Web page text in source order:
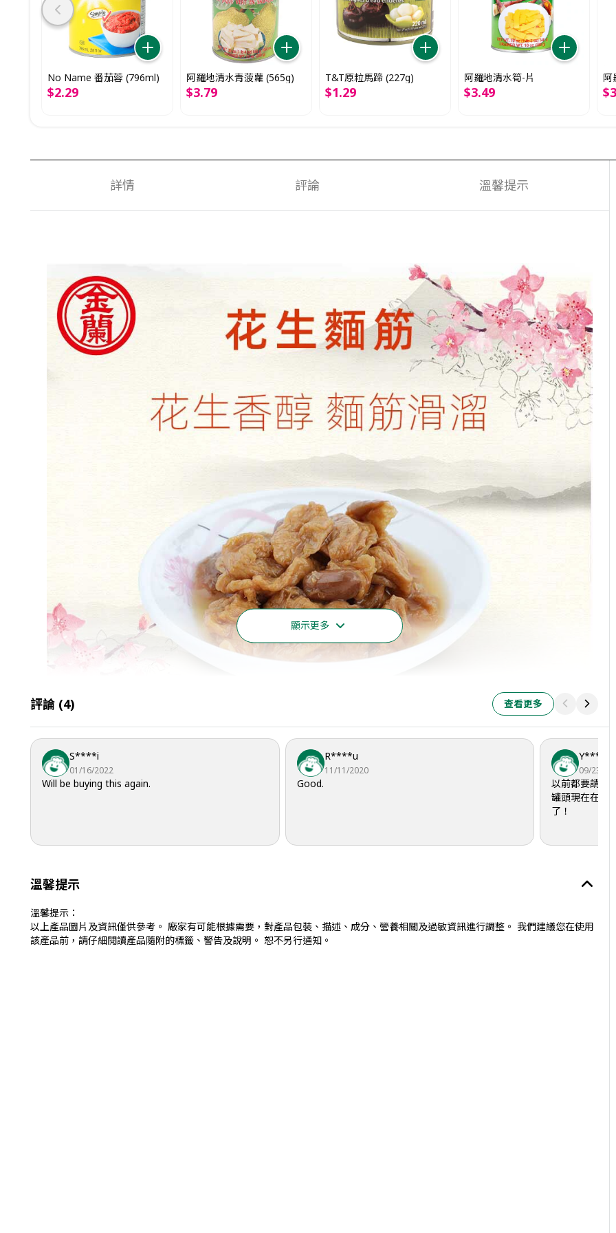
No Name 番茄蓉 (796ml)
$2.29
阿羅地清水青菠蘿 (565g)
$3.79
T&T原粒馬蹄 (227g)
$1.29
阿羅地清水筍-片
$3.49
阿
$3
詳情 評論 溫馨提示
顯示更多
評論 (4) 查看更多
S****i
01/16/2022
Will be buying this again.
R****u
11/11/2020
Good.
Y****o
09/23/
以前都要請家
罐頭現在在這
了！
溫馨提示
溫馨提示：
以上產品圖片及資訊僅供參考。 廠家有可能根據需要，對產品包裝、描述、成分、營養相關及過敏資訊進行調整。 我們建議您在使用
該產品前，請仔細閱讀產品隨附的標籤、警告及說明。 恕不另行通知。